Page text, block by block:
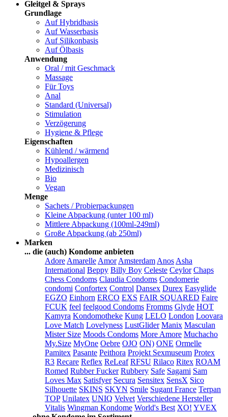
Gleitgel & Sprays
Grundlage
Auf Hybridbasis
Auf Wasserbasis
Auf Silikonbasis
Auf Ölbasis
Anwendung
Oral / mit Geschmack
Massage
Für Toys
Anal
Standard (Universal)
Stimulation
Verzögerung
Hygiene & Pflege
Eigenschaften
Kühlend / wärmend
Hypoallergen
Medizinisch
Bio
Vegan
Menge
Sachets / Probierpackungen
Kleine Abpackung (unter 100 ml)
Mittlere Abpackung (100ml-249ml)
Große Abpackung (ab 250ml)
Marken
... die (auch) Kondome anbieten
Adore Amarelle Amor Amsterdam Anos Asha
International Beppy Billy Boy Celeste Ceylor Chaps
Chess Condoms Claudia Condoms Condomerie
condomi Confortex Control Dansex Durex Easyglide
EGZO Einhorn ERCO EXS FAIR SQUARED Faire
FCUK feel feelgood Condoms Fromms Glyde HOT
Kamyra Kondomotheke Kung LELO London Loovara
Love Match Lovelyness LustGlider Manix Masculan
Mister Size Moods Condoms More Amore Muchacho
My.Size MyOne Oebre OJO ON) ONE Ormelle
Pamitex Pasante Peithora Projekt Sexmuseum Protex
R3 Recare Reflex ReLeaf RFSU Rilaco Ritex ROAM
Romed Rubber Fucker Rubbery Safe Sagami Sam
Loves Max Satisfyer Secura Sensitex SensX Sico
Silhouette SKINS SKYN Smile Sugant France Terpan
TOP Unilatex UNIQ Velvet Verschiedene Hersteller
Vitalis Wingman Kondome World's Best XO! YVEX